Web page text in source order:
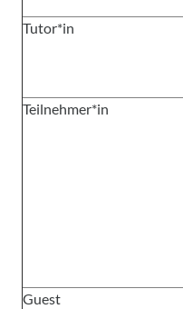
Tutor*in
Teilnehmer*in
Guest